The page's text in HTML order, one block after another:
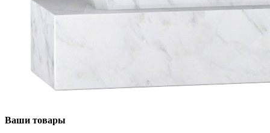
Ваши товары